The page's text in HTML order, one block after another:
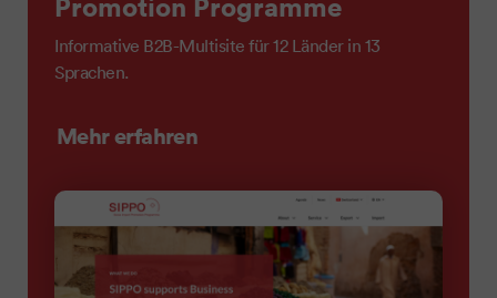
Informative B2B-Multisite für 12 Länder in 13
Sprachen.
Mehr erfahren